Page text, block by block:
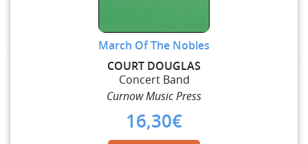
March Of The Nobles
COURT DOUGLAS
Concert Band
Curnow Music Press
16,30€